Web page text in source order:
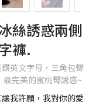
絲誘惑兩側
褲.
英文字母，三角包臀
完美的蜜桃臀誘惑~
我許願，我對你的愛